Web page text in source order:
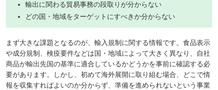
輸出に関わる貿易事務の段取りが分からない
どの国・地域をターゲットにすべきか分からない
まず大きな課題となるのが、輸入規制に関する情報です。食品表示
や成分規制、検疫要件などは国・地域によって大きく異なり、自社
商品が輸出先国の基準に適合しているかどうかを事前に確認する必
要があります。しかし、初めて海外展開に取り組む場合、どこで情
報を収集すればよいのか分からず、準備を進められないという事業